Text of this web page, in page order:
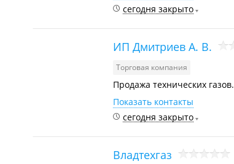
сегодня закрыто
ИП Дмитриев А. В.
Торговая компания
Продажа технических газов.
Показать контакты
сегодня закрыто
Владтехгаз